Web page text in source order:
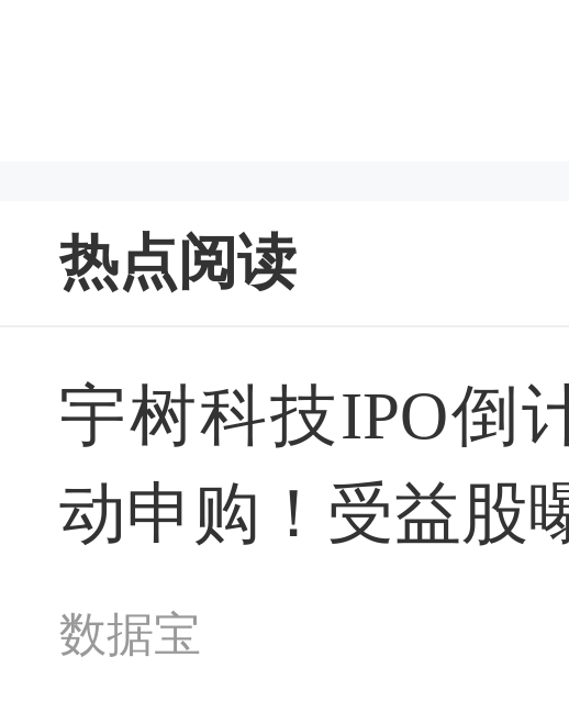
热点阅读
宇树科技IPO倒
动申购！受益股
数据宝